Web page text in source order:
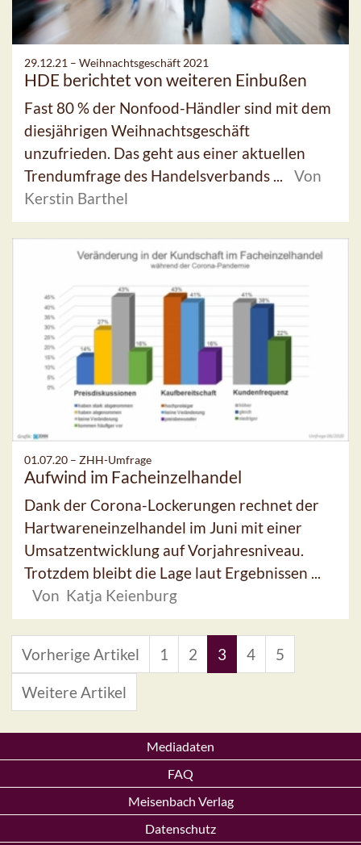
29.12.21 – Weihnachtsgeschäft 2021
HDE berichtet von weiteren Einbußen
Fast 80 % der Nonfood-Händler sind mit dem
diesjährigen Weihnachtsgeschäft
unzufrieden. Das geht aus einer aktuellen
Trendumfrage des Handelsverbands ...
Von
Kerstin Barthel
01.07.20 – ZHH-Umfrage
Aufwind im Facheinzelhandel
Dank der Corona-Lockerungen rechnet der
Hartwareneinzelhandel im Juni mit einer
Umsatzentwicklung auf Vorjahresniveau.
Trotzdem bleibt die Lage laut Ergebnissen ...
Von Katja Keienburg
Vorherige Artikel 1 2 3 4 5
Weitere Artikel
Mediadaten
FAQ
Meisenbach Verlag
Datenschutz